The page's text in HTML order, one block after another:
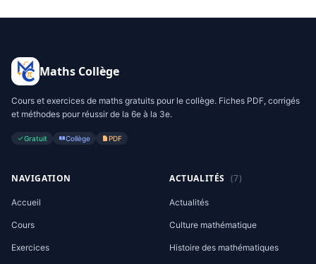
Maths Collège
Cours et exercices de maths gratuits pour le collège. Fiches PDF, corrigés
et méthodes pour réussir de la 6e à la 3e.
Gratuit Collège PDF
NAVIGATION
Accueil
Cours
Exercices
ACTUALITÉS (7)
Actualités
Culture mathématique
Histoire des mathématiques